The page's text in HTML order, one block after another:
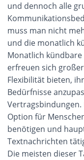
und dennoch alle
muss man nicht
und die monatlich
Monatlich
erfreuen sich
Flexibilität bieten,
Bedürfnisse
Vertragsbindungen.
Option für
benötigen und
Textnachrichten
Die meisten dieser